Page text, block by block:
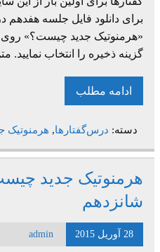
برای دانلود فایل جلسه هفدهم
«هرمنوتیک جدید چیست؟»
گزینه ذخیره را انتخاب نمایید.
ادامه مطلب
دسته: درس‌گفتارها, هرمنوتیک
هرمنوتیک جدید
شانزدهم
28 آوریل 2015 admin